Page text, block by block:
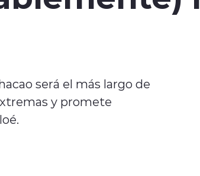
será el más largo de
y promete